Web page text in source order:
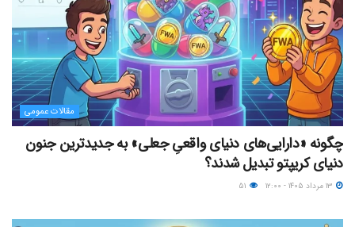
مقالات عمومی
چگونه «دارایی‌های دنیای واقعیِ جعلی» به جدیدترین جنون
دنیای کریپتو تبدیل شدند؟